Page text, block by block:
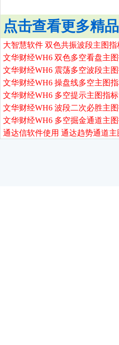
点击查看更多精
大智慧软件 双色共振波段主图
文华财经WH6 双色多空看盘主
文华财经WH6 震荡多空波段主
文华财经WH6 操盘线多空主图
文华财经WH6 多空提示主图指
文华财经WH6 波段二次必胜主
文华财经WH6 多空掘金通道主
通达信软件使用 通达趋势通道